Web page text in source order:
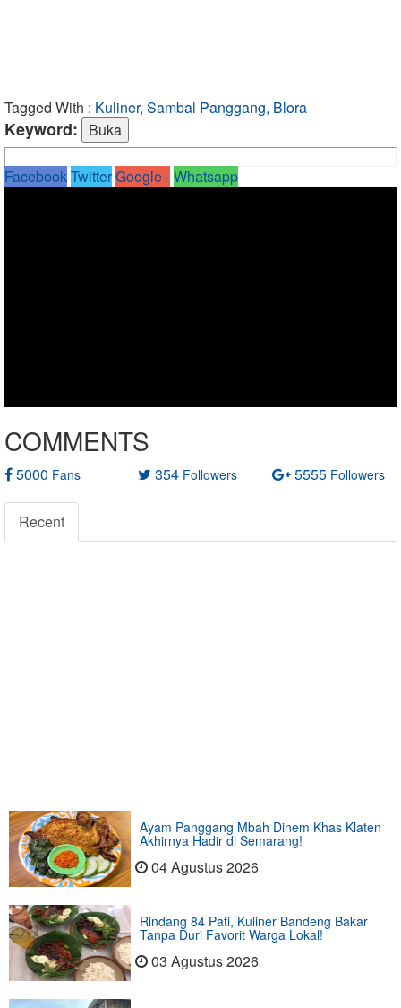
Tagged With : Kuliner, Sambal Panggang, Blora
Keyword:
Facebook TwitterGoogle+Whatsapp
COMMENTS
5000 Fans 354 Followers 5555 Followers
Recent
Ayam Panggang Mbah Dinem Khas Klaten
Akhirnya Hadir di Semarang!
04 Agustus 2026
Rindang 84 Pati, Kuliner Bandeng Bakar
Tanpa Duri Favorit Warga Lokal!
03 Agustus 2026